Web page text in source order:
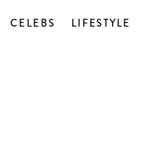
CELEBS LIFESTYLE